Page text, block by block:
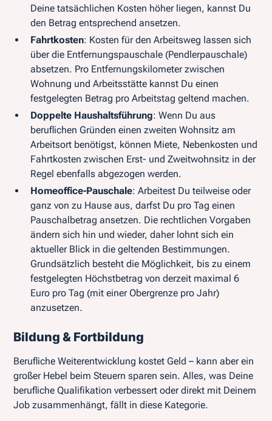
Deine tatsächlichen Kosten höher liegen, kannst Du
den Betrag entsprechend ansetzen.
Fahrtkosten: Kosten für den Arbeitsweg lassen sich
über die Entfernungspauschale (Pendlerpauschale)
absetzen. Pro Entfernungskilometer zwischen
Wohnung und Arbeitsstätte kannst Du einen
festgelegten Betrag pro Arbeitstag geltend machen.
Doppelte Haushaltsführung: Wenn Du aus
beruflichen Gründen einen zweiten Wohnsitz am
Arbeitsort benötigst, können Miete, Nebenkosten und
Fahrtkosten zwischen Erst- und Zweitwohnsitz in der
Regel ebenfalls abgezogen werden.
Homeoffice-Pauschale: Arbeitest Du teilweise oder
ganz von zu Hause aus, darfst Du pro Tag einen
Pauschalbetrag ansetzen. Die rechtlichen Vorgaben
ändern sich hin und wieder, daher lohnt sich ein
aktueller Blick in die geltenden Bestimmungen.
Grundsätzlich besteht die Möglichkeit, bis zu einem
festgelegten Höchstbetrag von derzeit maximal 6
Euro pro Tag (mit einer Obergrenze pro Jahr)
anzusetzen.
Bildung & Fortbildung
Berufliche Weiterentwicklung kostet Geld – kann aber ein
großer Hebel beim Steuern sparen sein. Alles, was Deine
berufliche Qualifikation verbessert oder direkt mit Deinem
Job zusammenhängt, fällt in diese Kategorie.